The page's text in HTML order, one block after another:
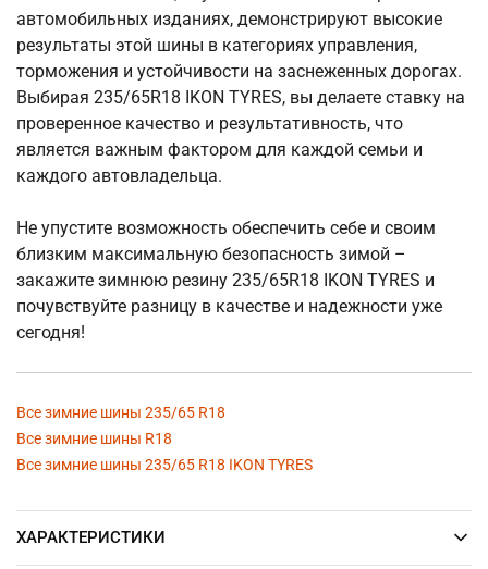
автомобильных изданиях, демонстрируют высокие
результаты этой шины в категориях управления,
торможения и устойчивости на заснеженных дорогах.
Выбирая 235/65R18 IKON TYRES, вы делаете ставку на
проверенное качество и результативность, что
является важным фактором для каждой семьи и
каждого автовладельца.
Не упустите возможность обеспечить себе и своим
близким максимальную безопасность зимой –
закажите зимнюю резину 235/65R18 IKON TYRES и
почувствуйте разницу в качестве и надежности уже
сегодня!
Все зимние шины 235/65 R18
Все зимние шины R18
Все зимние шины 235/65 R18 IKON TYRES
ХАРАКТЕРИСТИКИ